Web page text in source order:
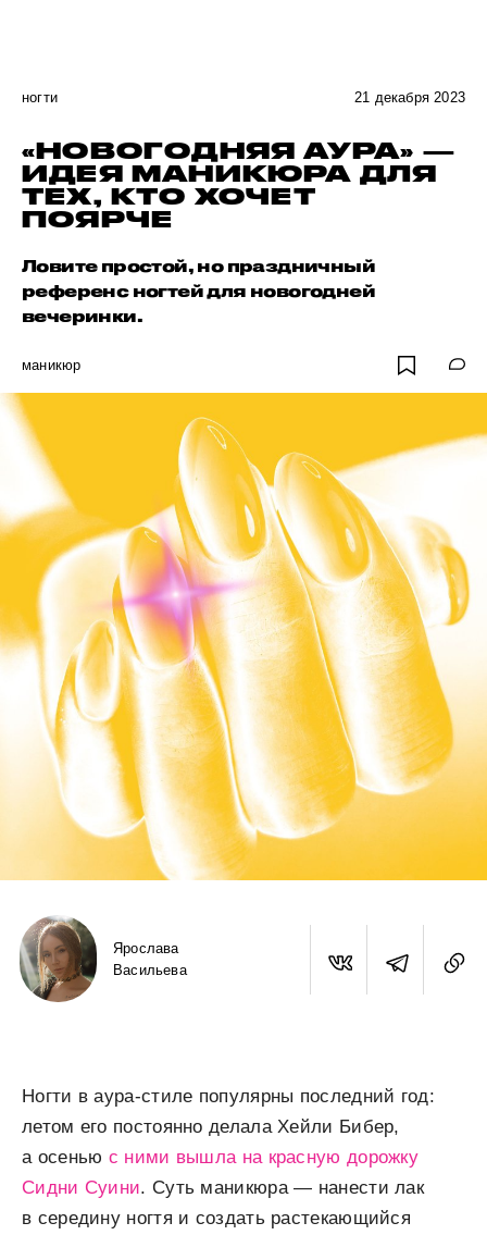
ногти 21 декабря 2023
«НОВОГОДНЯЯ АУРА» —
ИДЕЯ МАНИКЮРА ДЛЯ
ТЕХ, КТО ХОЧЕТ
ПОЯРЧЕ
Ловите простой, но праздничный
референс ногтей для новогодней
вечеринки.
маникюр
Ярослава
Васильева
Ногти в аура-стиле популярны последний год:
летом его постоянно делала Хейли Бибер,
а осенью с ними вышла на красную дорожку
Сидни Суини. Суть маникюра — нанести лак
в середину ногтя и создать растекающийся